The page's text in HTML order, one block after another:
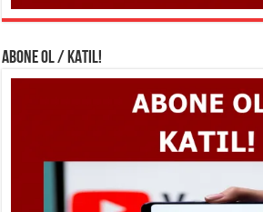
ABONE OL / KATIL!